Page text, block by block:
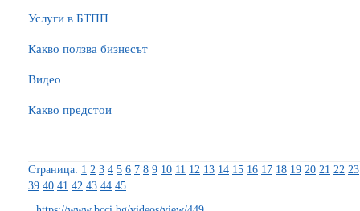
Услуги в БТПП
Какво ползва бизнесът
Видео
Какво предстои
Страница: 1 2 3 4 5 6 7 8 9 10 11 12 13 14 15 16 17 18 19 20 21 22 23
39 40 41 42 43 44 45